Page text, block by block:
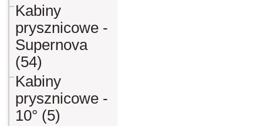
Kabiny
prysznicowe -
Supernova
(54)
Kabiny
prysznicowe -
10° (5)